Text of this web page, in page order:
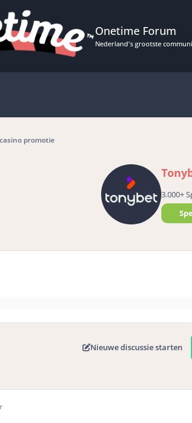
Onetime Forum
Nederland's grootste
promotie
3.000+
Nieuwe discussie starten